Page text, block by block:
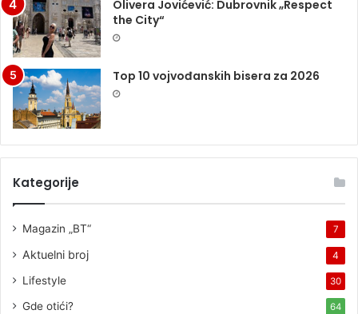
Olivera Jovićević: Dubrovnik „Respect
the City“
Top 10 vojvođanskih bisera za 2026
Kategorije
Magazin „BT“ 7
Aktuelni broj 4
Lifestyle 30
Gde otići? 64